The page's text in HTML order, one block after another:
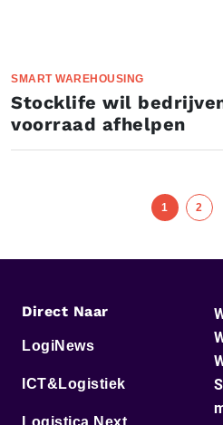
SMART WAREHOUSING
Stocklife wil
voorraad afhelpen
1 2
Direct Naar
LogiNews
ICT&Logistiek
Logistica Next